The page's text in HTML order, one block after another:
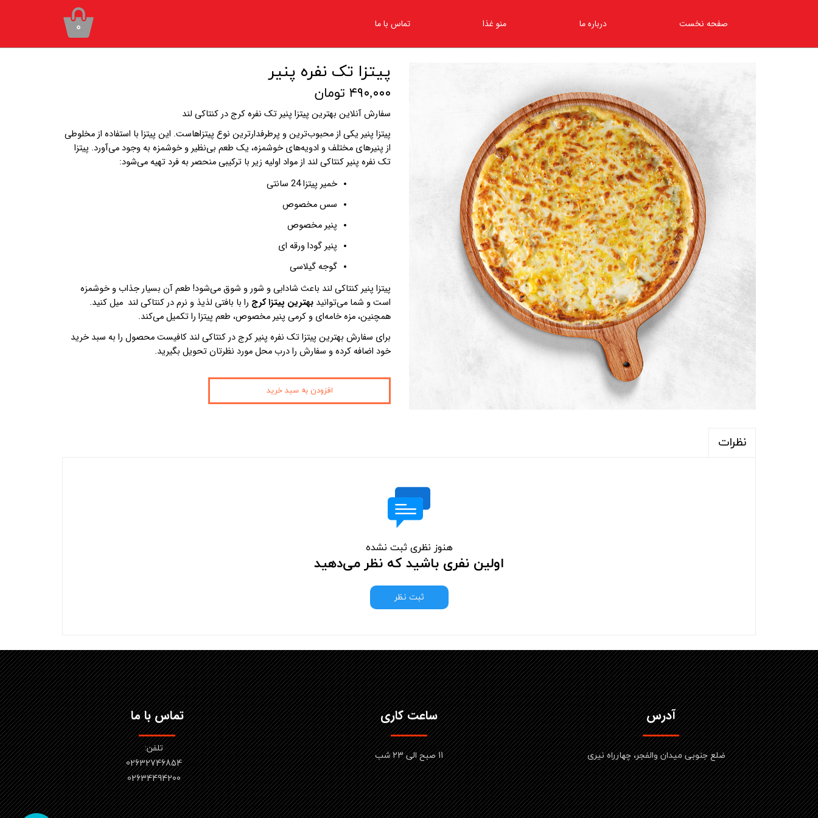
صفحه نخست درباره ما منو غذا تماس با ما ۰
پیتزا تک نفره پنیر
۴۹۰,۰۰۰ تومان
سفارش آنلاین بهترین پیتزا پنیر تک نفره کرج در کنتاکی لند
پیتزا پنیر یکی از محبوب‌ترین و پرطرفدارترین نوع پیتزاهاست. این پیتزا با استفاده از مخلوطی
از پنیرهای مختلف و ادویه‌های خوشمزه، یک طعم بی‌نظیر و خوشمزه به وجود می‌آورد. پیتزا
تک نفره پنیرکنتاکی لند از مواد اولیه زیر با ترکیبی منحصر به فرد تهیه می‌شود:
خمیر پیتزا 24 سانتی
سس مخصوص
پنیر مخصوص
پنیر گودا ورقه ای
گوجه گیلاسی
پیتزا پنیر کنتاکی لند باعث شادابی و شور و شوق می‌شود! طعم آن بسیار جذاب و خوشمزه
است و شما می‌توانید بهترین پیتزا کرج را با بافتی لذیذ و نرم در کنتاکی لند میل کنید.
همچنین، مزه خامه‌ای و کرمی پنیر مخصوص، طعم پیتزا را تکمیل می‌کند.
برای سفارش بهترین پیتزا تک نفره پنیر کرج درکنتاکی لند کافیست محصول را به سبد خرید
خود اضافه کرده و سفارش را درب محل مورد نظرتان تحویل بگیرید.
افزودن به سبد خرید
نظرات
هنوز نظری ثبت نشده
اولین نفری باشید که نظر می‌دهید
ثبت نظر
آدرس
ضلع جنوبی میدان والفجر، چهارراه نیری
ساعت کاری
11 صبح الی 23 شب
تماس با ما
تلفن:
02632746854
​​​​​​​02634494200